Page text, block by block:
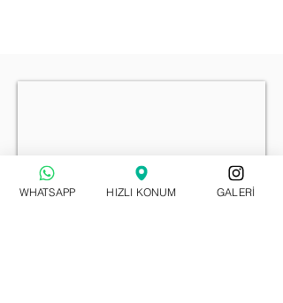
WHATSAPP HIZLI KONUM GALERİ